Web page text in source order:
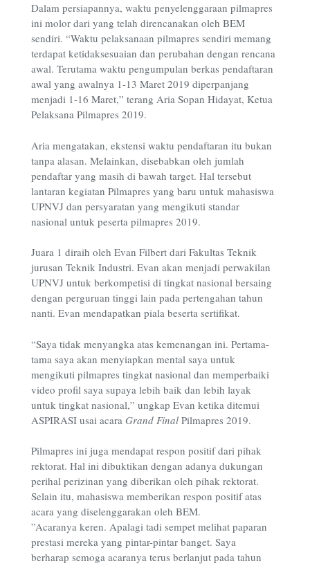
Dalam persiapannya, waktu penyelenggaraan pilmapres
ini molor dari yang telah direncanakan oleh BEM
sendiri. “Waktu pelaksanaan pilmapres sendiri memang
terdapat ketidaksesuaian dan perubahan dengan rencana
awal. Terutama waktu pengumpulan berkas pendaftaran
awal yang awalnya 1-13 Maret 2019 diperpanjang
menjadi 1-16 Maret,” terang Aria Sopan Hidayat, Ketua
Pelaksana Pilmapres 2019.
Aria mengatakan, ekstensi waktu pendaftaran itu bukan
tanpa alasan. Melainkan, disebabkan oleh jumlah
pendaftar yang masih di bawah target. Hal tersebut
lantaran kegiatan Pilmapres yang baru untuk mahasiswa
UPNVJ dan persyaratan yang mengikuti standar
nasional untuk peserta pilmapres 2019.
Juara 1 diraih oleh Evan Filbert dari Fakultas Teknik
jurusan Teknik Industri. Evan akan menjadi perwakilan
UPNVJ untuk berkompetisi di tingkat nasional bersaing
dengan perguruan tinggi lain pada pertengahan tahun
nanti. Evan mendapatkan piala beserta sertifikat.
“Saya tidak menyangka atas kemenangan ini. Pertama-
tama saya akan menyiapkan mental saya untuk
mengikuti pilmapres tingkat nasional dan memperbaiki
video profil saya supaya lebih baik dan lebih layak
untuk tingkat nasional,” ungkap Evan ketika ditemui
ASPIRASI usai acara Grand Final Pilmapres 2019.
Pilmapres ini juga mendapat respon positif dari pihak
rektorat. Hal ini dibuktikan dengan adanya dukungan
perihal perizinan yang diberikan oleh pihak rektorat.
Selain itu, mahasiswa memberikan respon positif atas
acara yang diselenggarakan oleh BEM.
”Acaranya keren. Apalagi tadi sempet melihat paparan
prestasi mereka yang pintar-pintar banget. Saya
berharap semoga acaranya terus berlanjut pada tahun